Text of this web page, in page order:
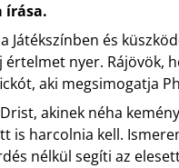
írása.
Játékszínben és
nyer. Rájövök,
aki megsimogatja
akinek néha
is harcolnia kell.
nélkül segíti az